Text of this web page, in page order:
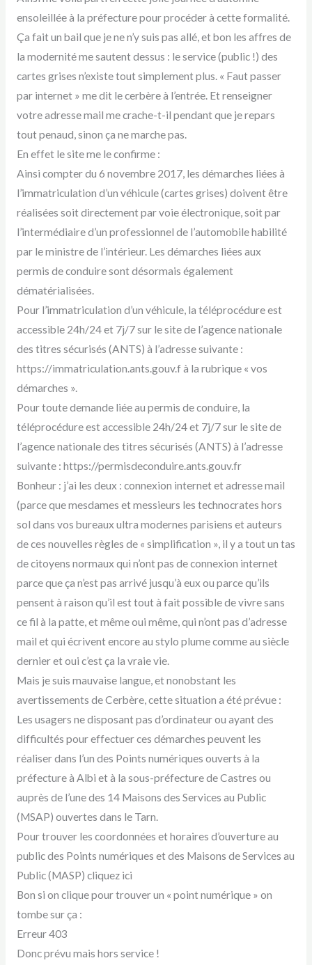
ensoleillée à la préfecture pour procéder à cette formalité.
Ça fait un bail que je ne n’y suis pas allé, et bon les affres de
la modernité me sautent dessus : le service (public !) des
cartes grises n’existe tout simplement plus. « Faut passer
par internet » me dit le cerbère à l’entrée. Et renseigner
votre adresse mail me crache-t-il pendant que je repars
tout penaud, sinon ça ne marche pas.
En effet le site me le confirme :
Ainsi compter du 6 novembre 2017, les démarches liées à
l’immatriculation d’un véhicule (cartes grises) doivent être
réalisées soit directement par voie électronique, soit par
l’intermédiaire d’un professionnel de l’automobile habilité
par le ministre de l’intérieur. Les démarches liées aux
permis de conduire sont désormais également
dématérialisées.
Pour l’immatriculation d’un véhicule, la téléprocédure est
accessible 24h/24 et 7j/7 sur le site de l’agence nationale
des titres sécurisés (ANTS) à l’adresse suivante :
https://immatriculation.ants.gouv.f à la rubrique « vos
démarches ».
Pour toute demande liée au permis de conduire, la
téléprocédure est accessible 24h/24 et 7j/7 sur le site de
l’agence nationale des titres sécurisés (ANTS) à l’adresse
suivante : https://permisdeconduire.ants.gouv.fr
Bonheur : j’ai les deux : connexion internet et adresse mail
(parce que mesdames et messieurs les technocrates hors
sol dans vos bureaux ultra modernes parisiens et auteurs
de ces nouvelles règles de « simplification », il y a tout un tas
de citoyens normaux qui n’ont pas de connexion internet
parce que ça n’est pas arrivé jusqu’à eux ou parce qu’ils
pensent à raison qu’il est tout à fait possible de vivre sans
ce fil à la patte, et même oui même, qui n’ont pas d’adresse
mail et qui écrivent encore au stylo plume comme au siècle
dernier et oui c’est ça la vraie vie.
Mais je suis mauvaise langue, et nonobstant les
avertissements de Cerbère, cette situation a été prévue :
Les usagers ne disposant pas d’ordinateur ou ayant des
difficultés pour effectuer ces démarches peuvent les
réaliser dans l’un des Points numériques ouverts à la
préfecture à Albi et à la sous-préfecture de Castres ou
auprès de l’une des 14 Maisons des Services au Public
(MSAP) ouvertes dans le Tarn.
Pour trouver les coordonnées et horaires d’ouverture au
public des Points numériques et des Maisons de Services au
Public (MASP) cliquez ici
Bon si on clique pour trouver un « point numérique » on
tombe sur ça :
Erreur 403
Donc prévu mais hors service !